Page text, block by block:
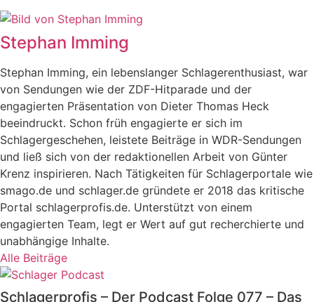
Stephan Imming
Stephan Imming, ein lebenslanger Schlagerenthusiast, war
von Sendungen wie der ZDF-Hitparade und der
engagierten Präsentation von Dieter Thomas Heck
beeindruckt. Schon früh engagierte er sich im
Schlagergeschehen, leistete Beiträge in WDR-Sendungen
und ließ sich von der redaktionellen Arbeit von Günter
Krenz inspirieren. Nach Tätigkeiten für Schlagerportale wie
smago.de und schlager.de gründete er 2018 das kritische
Portal schlagerprofis.de. Unterstützt von einem
engagierten Team, legt er Wert auf gut recherchierte und
unabhängige Inhalte.
Alle Beiträge
Schlagerprofis – Der Podcast Folge 077 – Das